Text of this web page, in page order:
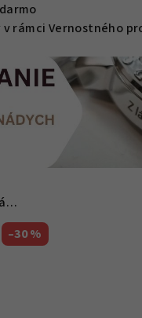
rámci Vernostného
–30 %